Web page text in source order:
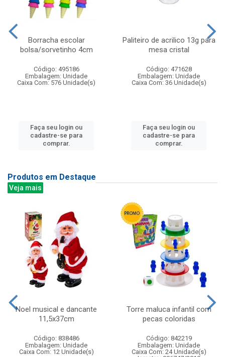
Borracha escolar
bolsa/sorvetinho 4cm
Código: 495186
Embalagem: Unidade
Caixa Com: 576 Unidade(s)
Faça seu login ou
cadastre-se para
comprar.
Paliteiro de acrilico 13g para
mesa cristal
Código: 471628
Embalagem: Unidade
Caixa Com: 36 Unidade(s)
Faça seu login ou
cadastre-se para
comprar.
Produtos em Destaque
Veja mais
Noel musical e dancante
11,5x37cm
Código: 838486
Embalagem: Unidade
Caixa Com: 12 Unidade(s)
Torre maluca infantil com
pecas coloridas
Código: 842219
Embalagem: Unidade
Caixa Com: 24 Unidade(s)